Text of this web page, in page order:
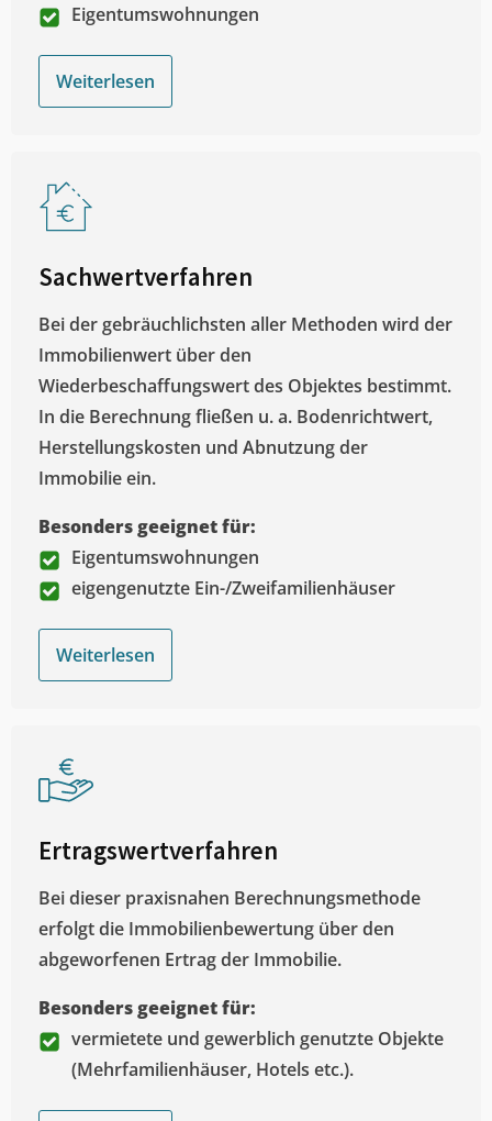
Eigentumswohnungen
Weiterlesen
Sachwertverfahren
Bei der gebräuchlichsten aller Methoden wird der
Immobilienwert über den
Wiederbeschaffungswert des Objektes bestimmt.
In die Berechnung fließen u. a. Bodenrichtwert,
Herstellungskosten und Abnutzung der
Immobilie ein.
Besonders geeignet für:
Eigentumswohnungen
eigengenutzte Ein-/Zweifamilienhäuser
Weiterlesen
Ertragswertverfahren
Bei dieser praxisnahen Berechnungsmethode
erfolgt die Immobilienbewertung über den
abgeworfenen Ertrag der Immobilie.
Besonders geeignet für:
vermietete und gewerblich genutzte Objekte
(Mehrfamilienhäuser, Hotels etc.).